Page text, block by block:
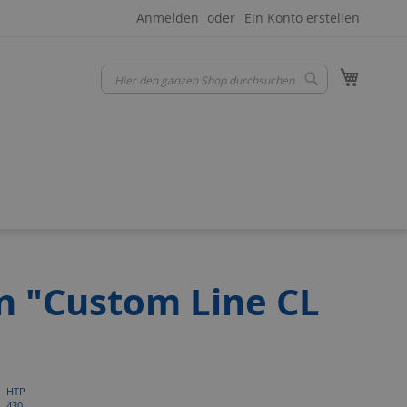
Anmelden Ein Konto erstellen
Suche
"Custom Line CL
HTP